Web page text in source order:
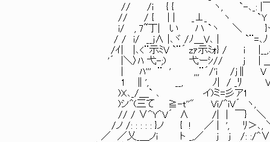
// /i { { ヽ, `-､_: |￣
// / { | | _⊥_ ヽ `Y `¨´
i/ , 7~丁| い ハ `ヽ ＼ }ーー
/ / i/ __j∧ |､ヾ /ﾉ＿V､ | `¨=､ﾉ r
/ｲ| |､<¨示ﾐV `¨´ zｧ示ﾐｫ} / i
'´ |＼〉ﾊ 弋-;) 弋ーｼ// j | ＿＿
| ﾊ''' ¨ ' ,,,¨´/'i /j∥ V ＼ 視
1 ∥', __, ﾉ| / _ﾘ
)X､_/＿` ､ イ)ミ=彡ア1
)シ^(三て ≧-t''" Vi/^iV´ ヽ,
// / ∨^Y^V´ ∧ /| | ￣} ＼
/ノ /: : : : : }ノ { ! ／ | ', ﾘ
／ ／乂_＿ノi ト _,／ j j /: :/^∨ ＞-